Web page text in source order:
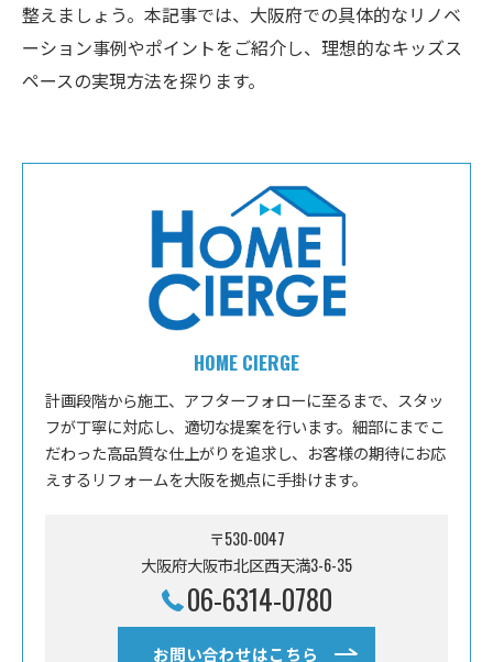
整えましょう。本記事では、大阪府での具体的なリノベ
ーション事例やポイントをご紹介し、理想的なキッズス
ペースの実現方法を探ります。
HOME CIERGE
計画段階から施工、アフターフォローに至るまで、スタッ
フが丁寧に対応し、適切な提案を行います。細部にまでこ
だわった高品質な仕上がりを追求し、お客様の期待にお応
えするリフォームを大阪を拠点に手掛けます。
〒530-0047
大阪府大阪市北区西天満3-6-35
06-6314-0780
お問い合わせはこちら